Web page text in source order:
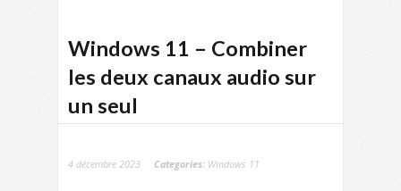
Windows 11 – Combiner
les deux canaux audio sur
un seul
4 décembre 2023 Categories: Windows 11